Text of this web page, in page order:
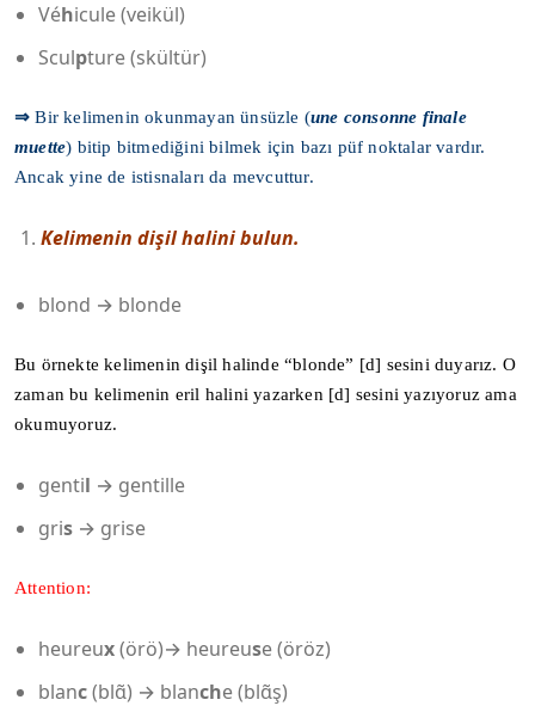
Véhicule (veikül)
Sculpture (skültür)
⇒Bir kelimenin okunmayan ünsüzle (une consonne finale
muette) bitip bitmediğini bilmek için bazı püf noktalar vardır.
Ancak yine de istisnaları da mevcuttur.
Kelimenin dişil halini bulun.
blond → blonde
Bu örnekte kelimenin dişil halinde “blonde” [d] sesini duyarız. O
zaman bu kelimenin eril halini yazarken [d] sesini yazıyoruz ama
okumuyoruz.
gentil → gentille
gris → grise
Attention:
heureux(örö)→ heureuse (öröz)
blanc(blɑ̃) → blanche (blɑ̃ş)